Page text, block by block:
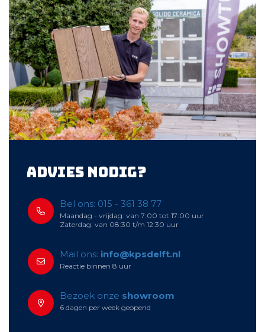
Advies nodig?
Bel ons: 015 - 361 38 77
Maandag - vrijdag: van 7:00 tot 17:00 uur
Zaterdag: van 08:30 t/m 12:30 uur
Mail ons: info@kpsdelft.nl
Reactie binnen 8 uur
Bezoek onze showroom
6 dagen per week geopend